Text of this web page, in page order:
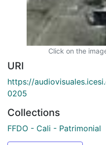
Click on the
URI
https://
0205
Collections
FFDO - Cali - Patrimonial